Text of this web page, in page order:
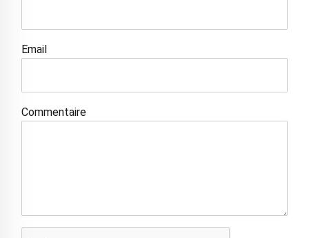
Email
Commentaire